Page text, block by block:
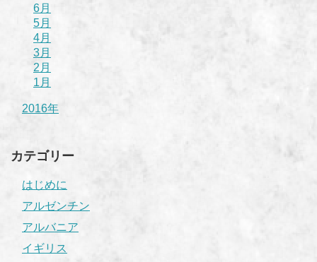
6月
5月
4月
3月
2月
1月
2016年
カテゴリー
はじめに
アルゼンチン
アルバニア
イギリス